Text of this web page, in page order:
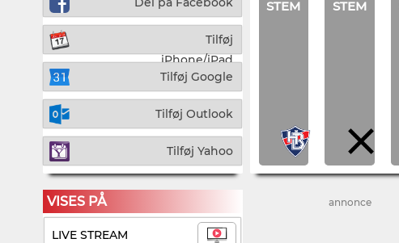
Tilføj
iPhone/iPad
Tilføj Google
Tilføj Outlook
Tilføj Yahoo
STEM STEM
VISES PÅ
LIVE STREAM
annonce